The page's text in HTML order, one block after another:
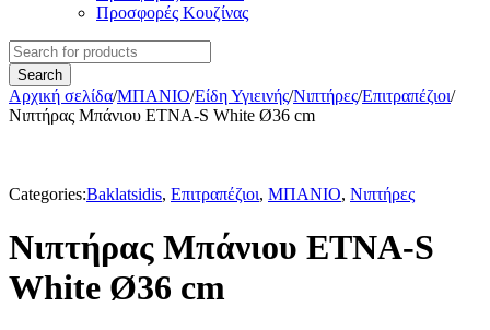
Προσφορές Κουζίνας
Αρχική σελίδα/ΜΠΑΝΙΟ/Είδη Υγιεινής/Νιπτήρες/Επιτραπέζιοι/
Νιπτήρας Μπάνιου ETNA-S White Ø36 cm
Categories:Baklatsidis, Επιτραπέζιοι, ΜΠΑΝΙΟ, Νιπτήρες
Νιπτήρας Μπάνιου ETNA-S
White Ø36 cm